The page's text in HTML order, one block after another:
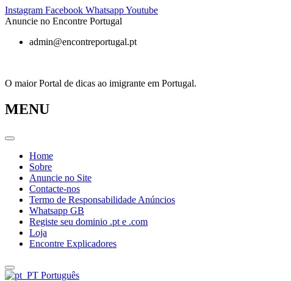
Pular
para
conteúdo
Instagram Facebook WhatsappYoutube
Anuncie no Encontre Portugal
admin@encontreportugal.pt
O maior Portal de dicas ao imigrante em Portugal.
MENU
Home
Sobre
Anuncie no Site
Contacte-nos
Termo de Responsabilidade Anúncios
Whatsapp GB
Registe seu dominio .pt e .com
Loja
Encontre Explicadores
Português